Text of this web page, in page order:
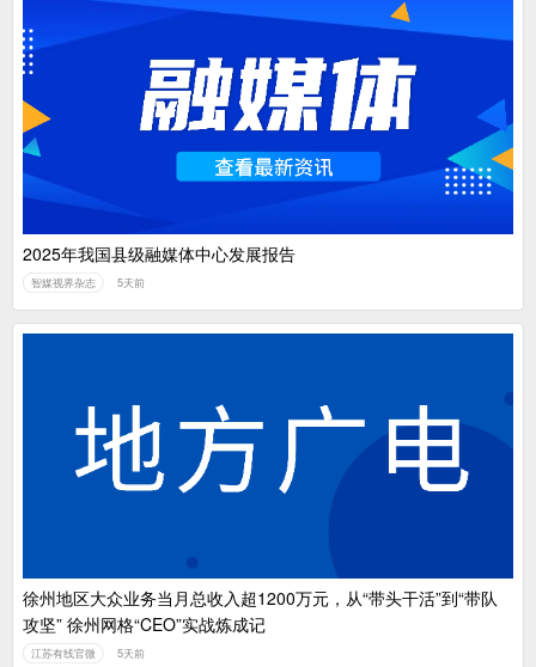
2025年我国县级融媒体中心发展报告
智媒视界杂志 5天前
徐州地区大众业务当月总收入超1200万元，从“带头干活”到“带队
攻坚” 徐州网格“CEO”实战炼成记
江苏有线官微 5天前